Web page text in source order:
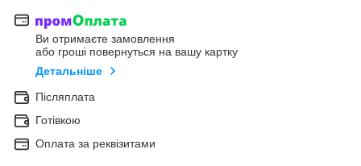
Ви отримаєте замовлення
або гроші повернуться на вашу картку
Детальніше
Післяплата
Готівкою
Оплата за реквізитами